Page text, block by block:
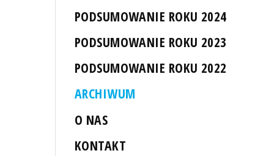
PODSUMOWANIE ROKU 2024
PODSUMOWANIE ROKU 2023
PODSUMOWANIE ROKU 2022
ARCHIWUM
O NAS
KONTAKT